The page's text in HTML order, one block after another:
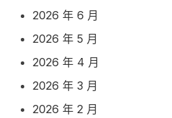
2026 年 6 月
2026 年 5 月
2026 年 4 月
2026 年 3 月
2026 年 2 月